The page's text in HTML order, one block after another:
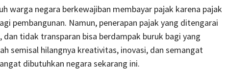
warga negara berkewajiban membayar pajak karena pajak
pembangunan. Namun, penerapan pajak yang ditengarai
dan tidak transparan bisa berdampak buruk bagi yang
semisal hilangnya kreativitas, inovasi, dan semangat
dibutuhkan negara sekarang ini.